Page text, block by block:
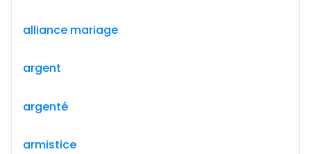
alliance mariage
argent
argenté
armistice